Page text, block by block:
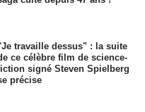
travaille dessus" : la suite
ce célèbre film de science-
signé Steven Spielberg
précise